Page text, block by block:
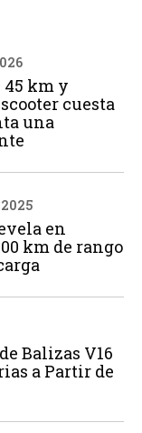
45 km y
cuesta
una
en
km de rango
Balizas V16
a Partir de